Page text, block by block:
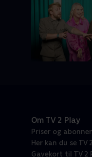
Om TV 2 Play
Priser og
Her kan du se TV
Gavekort til TV 2